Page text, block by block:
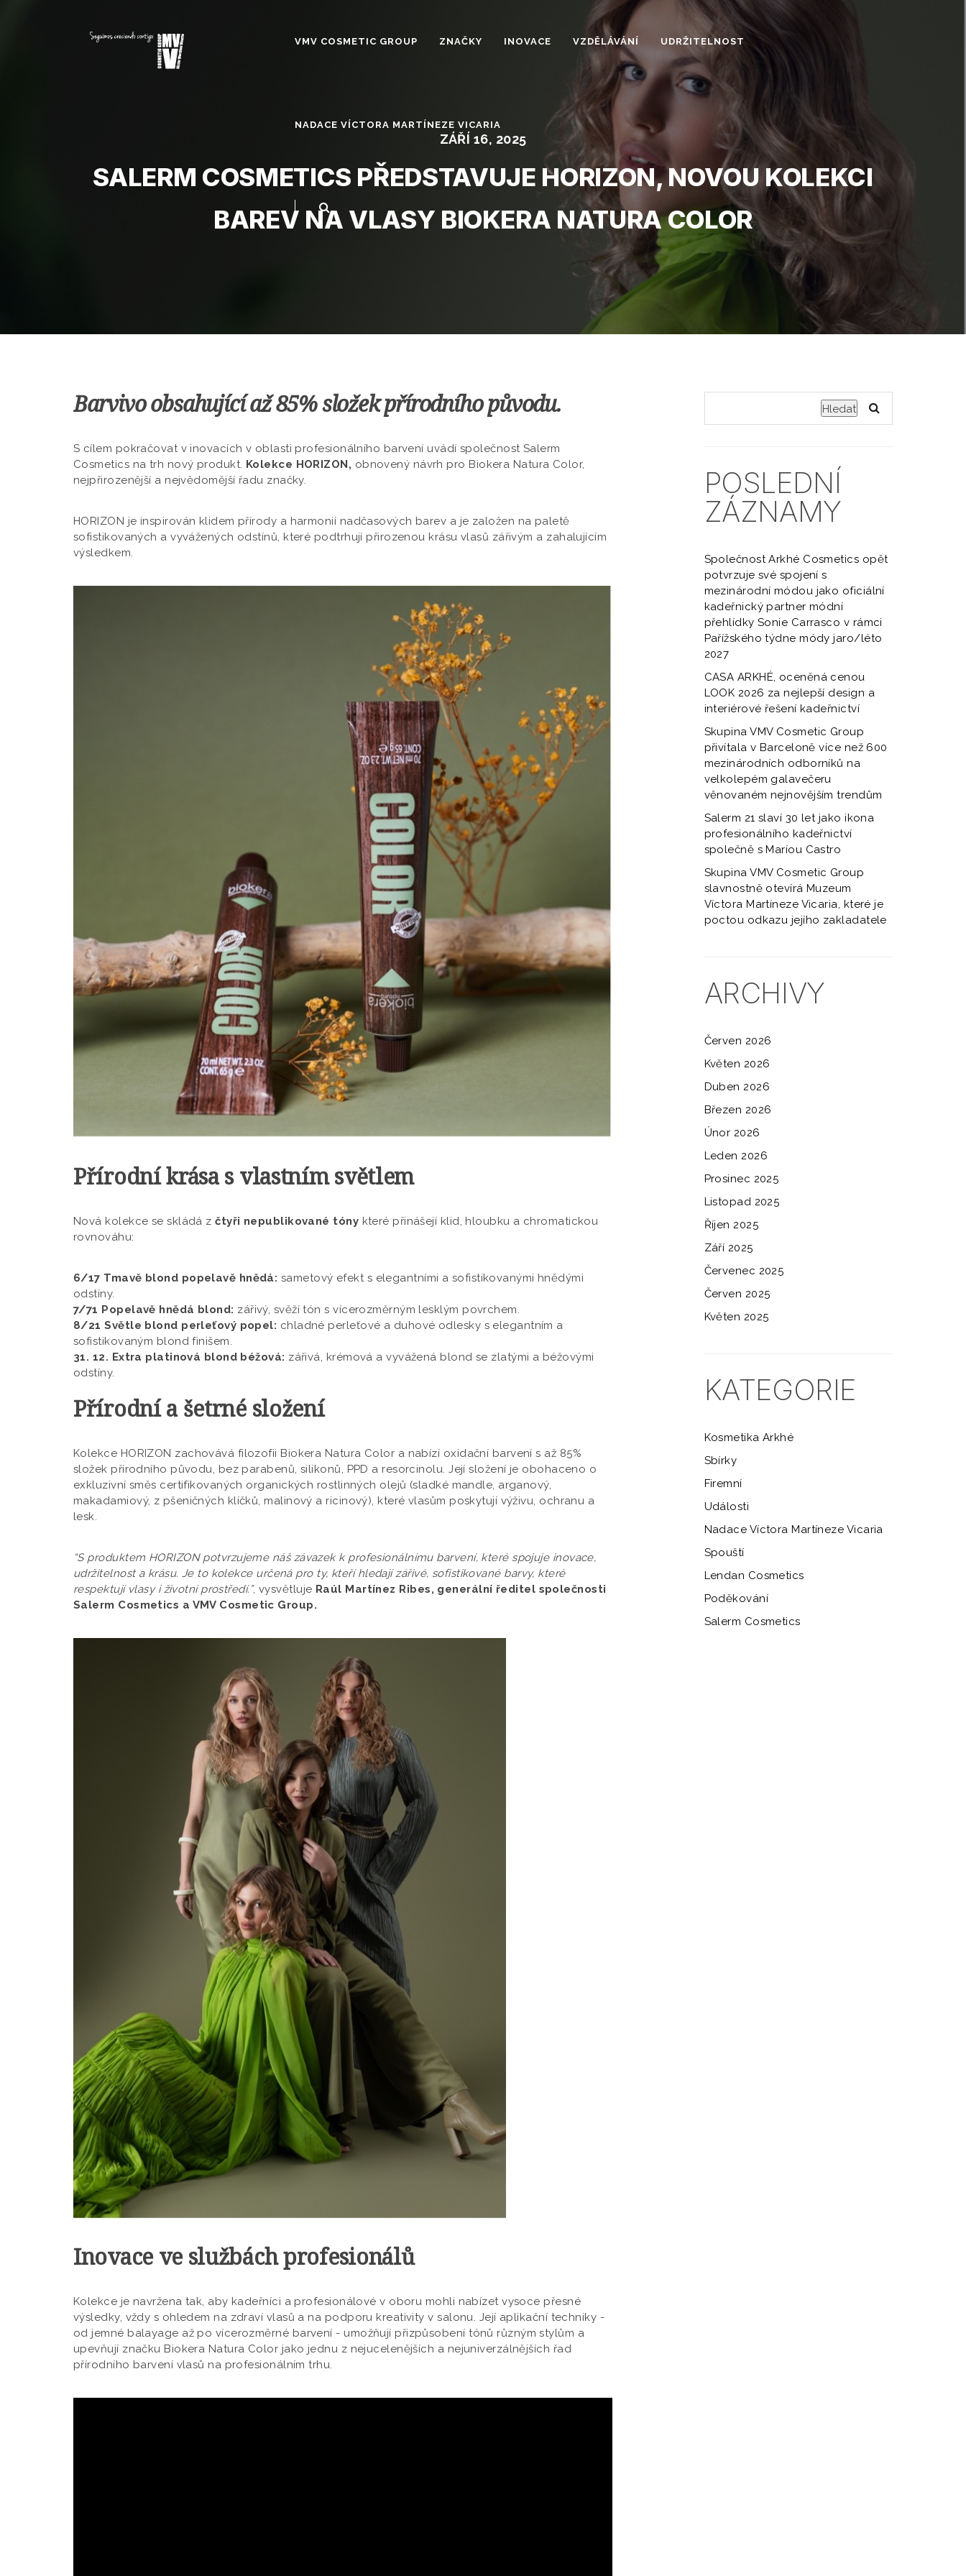
VMV COSMETIC GROUP ZNAČKY INOVACE VZDĚLÁVÁNÍ UDRŽITELNOST
NADACE VÍCTORA MARTÍNEZE VICARIA
ZÁŘÍ 16, 2025
SALERM COSMETICS PŘEDSTAVUJE HORIZON, NOVOU KOLEKCI
BAREV NA VLASY BIOKERA NATURA COLOR
Barvivo obsahující až 85% složek přírodního původu.
S cílem pokračovat v inovacích v oblasti profesionálního barvení uvádí společnost Salerm
Cosmetics na trh nový produkt. Kolekce HORIZON, obnovený návrh pro Biokera Natura Color,
nejpřirozenější a nejvědomější řadu značky.
HORIZON je inspirován klidem přírody a harmonií nadčasových barev a je založen na paletě
sofistikovaných a vyvážených odstínů, které podtrhují přirozenou krásu vlasů zářivým a zahalujícím
výsledkem.
Přírodní krása s vlastním světlem
Nová kolekce se skládá zčtyři nepublikované tóny které přinášejí klid, hloubku a chromatickou
rovnováhu:
6/17 Tmavě blond popelavě hnědá: sametový efekt s elegantními a sofistikovanými hnědými
odstíny.
7/71 Popelavě hnědá blond: zářivý, svěží tón s vícerozměrným lesklým povrchem.
8/21 Světle blond perleťový popel: chladné perleťové a duhové odlesky s elegantním a
sofistikovaným blond finišem.
31. 12. Extra platinová blond béžová: zářivá, krémová a vyvážená blond se zlatými a béžovými
odstíny.
Přírodní a šetrné složení
Kolekce HORIZON zachovává filozofii Biokera Natura Color a nabízí oxidační barvení s až 85%
složek přírodního původu, bez parabenů, silikonů, PPD a resorcinolu. Její složení je obohaceno o
exkluzivní směs certifikovaných organických rostlinných olejů (sladké mandle, arganový,
makadamiový, z pšeničných klíčků, malinový a ricinový), které vlasům poskytují výživu, ochranu a
lesk.
“S produktem HORIZON potvrzujeme náš závazek k profesionálnímu barvení, které spojuje inovace,
udržitelnost a krásu. Je to kolekce určená pro ty, kteří hledají zářivé, sofistikované barvy, které
respektují vlasy i životní prostředí.”, vysvětluje Raúl Martínez Ribes, generální ředitel společnosti
Salerm Cosmetics a VMV Cosmetic Group.
Inovace ve službách profesionálů
Kolekce je navržena tak, aby kadeřníci a profesionálové v oboru mohli nabízet vysoce přesné
výsledky, vždy s ohledem na zdraví vlasů a na podporu kreativity v salonu. Její aplikační techniky -
od jemné balayage až po vícerozměrné barvení - umožňují přizpůsobení tónů různým stylům a
upevňují značku Biokera Natura Color jako jednu z nejucelenějších a nejuniverzálnějších řad
přírodního barvení vlasů na profesionálním trhu.
Hledat
POSLEDNÍ
ZÁZNAMY
Společnost Arkhé Cosmetics opět
potvrzuje své spojení s
mezinárodní módou jako oficiální
kadeřnický partner módní
přehlídky Sonie Carrasco v rámci
Pařížského týdne módy jaro/léto
2027
CASA ARKHÉ, oceněná cenou
LOOK 2026 za nejlepší design a
interiérové řešení kadeřnictví
Skupina VMV Cosmetic Group
přivítala v Barceloně více než 600
mezinárodních odborníků na
velkolepém galavečeru
věnovaném nejnovějším trendům
Salerm 21 slaví 30 let jako ikona
profesionálního kadeřnictví
společně s Maríou Castro
Skupina VMV Cosmetic Group
slavnostně otevírá Muzeum
Víctora Martíneze Vicaria, které je
poctou odkazu jejího zakladatele
ARCHIVY
Červen 2026
Květen 2026
Duben 2026
Březen 2026
Únor 2026
Leden 2026
Prosinec 2025
Listopad 2025
Říjen 2025
Září 2025
Červenec 2025
Červen 2025
Květen 2025
KATEGORIE
Kosmetika Arkhé
Sbírky
Firemní
Události
Nadace Víctora Martíneze Vicaria
Spouští
Lendan Cosmetics
Poděkování
Salerm Cosmetics